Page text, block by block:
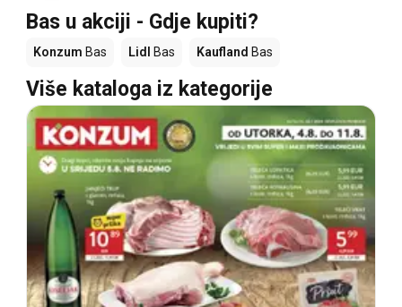
Bas u akciji - Gdje kupiti?
Konzum Bas Lidl Bas Kaufland Bas
Više kataloga iz kategorije